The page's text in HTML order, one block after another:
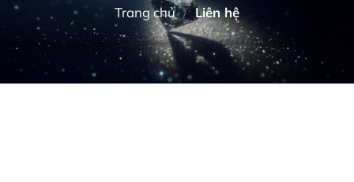
Trang chủ / Liên hệ